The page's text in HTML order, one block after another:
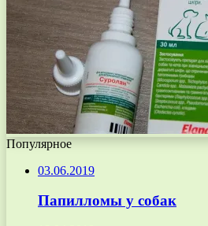
Популярное
03.06.2019
Папилломы у собак